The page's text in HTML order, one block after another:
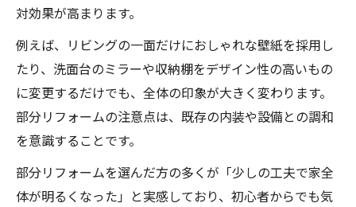
対効果が高まります。
例えば、リビングの一面だけにおしゃれな壁紙を採用し
たり、洗面台のミラーや収納棚をデザイン性の高いもの
に変更するだけでも、全体の印象が大きく変わります。
部分リフォームの注意点は、既存の内装や設備との調和
を意識することです。
部分リフォームを選んだ方の多くが「少しの工夫で家全
体が明るくなった」と実感しており、初心者からでも気